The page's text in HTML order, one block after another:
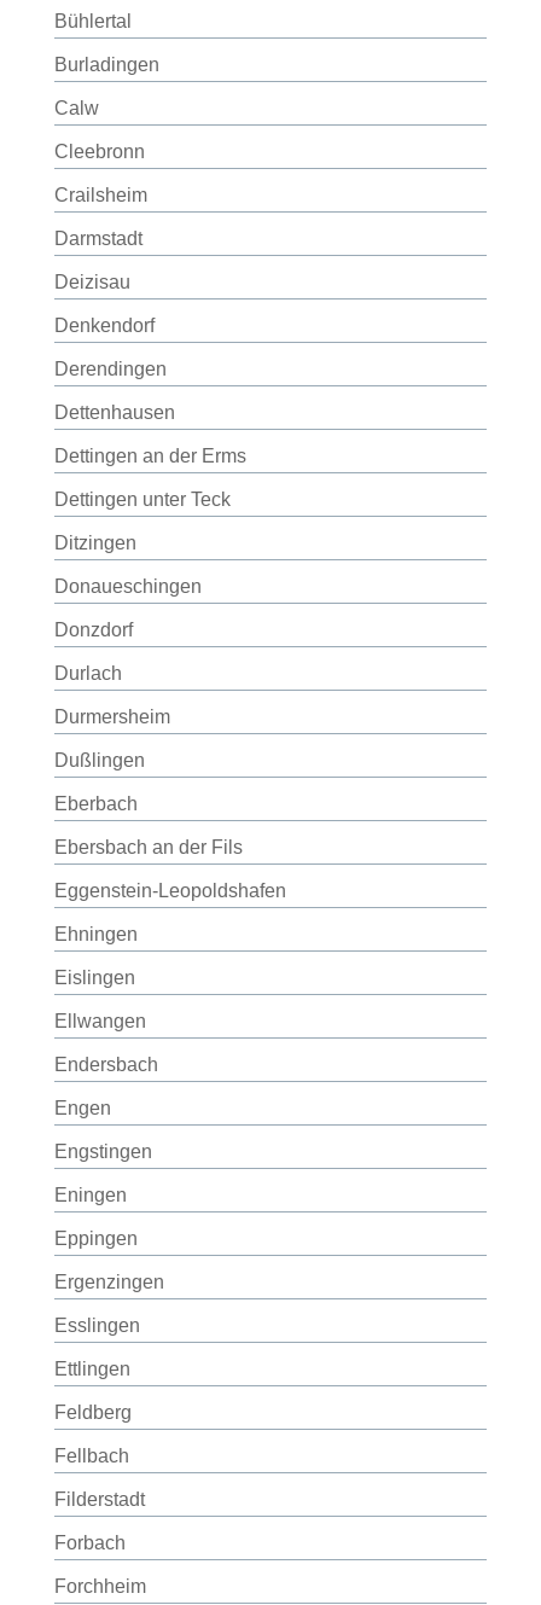
Bühlertal
Burladingen
Calw
Cleebronn
Crailsheim
Darmstadt
Deizisau
Denkendorf
Derendingen
Dettenhausen
Dettingen an der Erms
Dettingen unter Teck
Ditzingen
Donaueschingen
Donzdorf
Durlach
Durmersheim
Dußlingen
Eberbach
Ebersbach an der Fils
Eggenstein-Leopoldshafen
Ehningen
Eislingen
Ellwangen
Endersbach
Engen
Engstingen
Eningen
Eppingen
Ergenzingen
Esslingen
Ettlingen
Feldberg
Fellbach
Filderstadt
Forbach
Forchheim